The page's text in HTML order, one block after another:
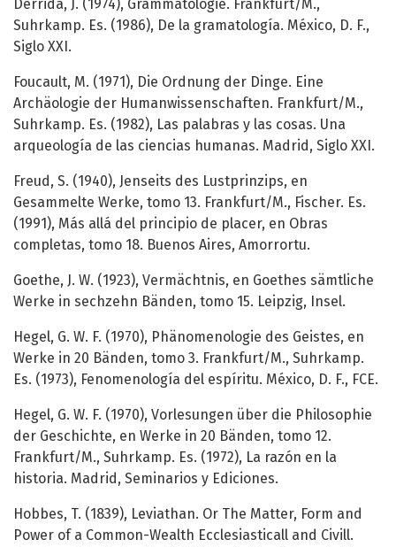
Derrida, J. (1974), Grammatologie. Frankfurt/M.,
Suhrkamp. Es. (1986), De la gramatología. México, D. F.,
Siglo XXI.
Foucault, M. (1971), Die Ordnung der Dinge. Eine
Archäologie der Humanwissenschaften. Frankfurt/M.,
Suhrkamp. Es. (1982), Las palabras y las cosas. Una
arqueología de las ciencias humanas. Madrid, Siglo XXI.
Freud, S. (1940), Jenseits des Lustprinzips, en
Gesammelte Werke, tomo 13. Frankfurt/M., Fischer. Es.
(1991), Más allá del principio de placer, en Obras
completas, tomo 18. Buenos Aires, Amorrortu.
Goethe, J. W. (1923), Vermächtnis, en Goethes sämtliche
Werke in sechzehn Bänden, tomo 15. Leipzig, Insel.
Hegel, G. W. F. (1970), Phänomenologie des Geistes, en
Werke in 20 Bänden, tomo 3. Frankfurt/M., Suhrkamp.
Es. (1973), Fenomenología del espíritu. México, D. F., FCE.
Hegel, G. W. F. (1970), Vorlesungen über die Philosophie
der Geschichte, en Werke in 20 Bänden, tomo 12.
Frankfurt/M., Suhrkamp. Es. (1972), La razón en la
historia. Madrid, Seminarios y Ediciones.
Hobbes, T. (1839), Leviathan. Or The Matter, Form and
Power of a Common-Wealth Ecclesiasticall and Civill.